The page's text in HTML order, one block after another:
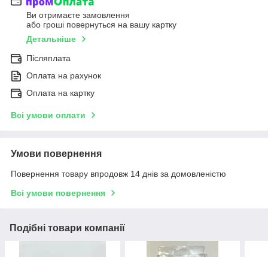
Ви отримаєте замовлення
або гроші повернуться на вашу картку
Детальніше
Післяплата
Оплата на рахунок
Оплата на картку
Всі умови оплати
Умови повернення
Повернення товару впродовж 14 днів за домовленістю
Всі умови повернення
Подібні товари компанії